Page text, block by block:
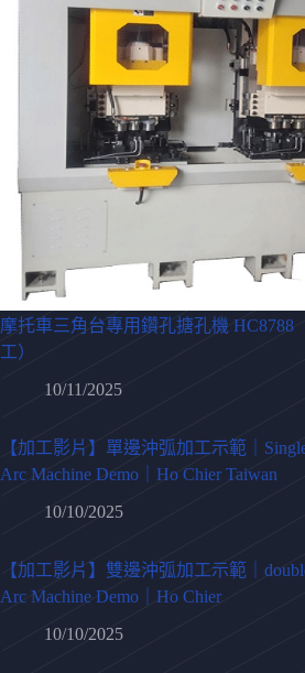
摩托車三角台專用鑽孔搪孔機 HC8788
工）
10/11/2025
【加工影片】單邊沖弧加工示範｜
Arc Machine Demo｜Ho Chier Taiwan
10/10/2025
【加工影片】雙邊沖弧加工示範｜
Arc Machine Demo｜Ho Chier
10/10/2025